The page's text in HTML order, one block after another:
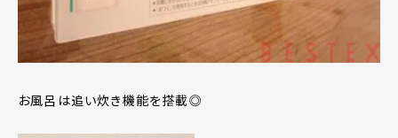
お風呂は追い炊き機能を搭載◎